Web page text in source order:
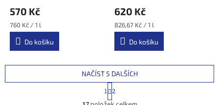
570 Kč
Měrná
cena:
760 Kč / 1 l
Do košíku
620 Kč
Měrná
cena:
826,67 Kč / 1 l
Do košíku
O
NAČÍST 5 DALŠÍCH
t
r
1 2